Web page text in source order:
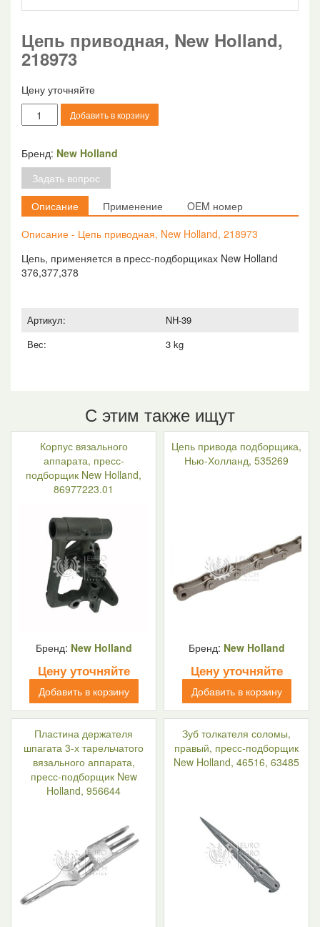
Цепь приводная, New Holland,
218973
Цену уточняйте
Количество
товара
приводная,
New
Holland,
218973
Добавить в корзину
Бренд: New Holland
Задать вопрос
Описание
Применение
OEM номер
Описание - Цепь приводная, New Holland, 218973
Цепь, применяется в пресс-подборщиках New Holland
376,377,378
Артикул:
NH-39
Вес:
3 kg
С этим также ищут
Корпус вязального
аппарата, пресс-
подборщик New Holland,
86977223.01
Бренд: New Holland
Цену уточняйте
Добавить в корзину
Цепь привода подборщика,
Нью-Холланд, 535269
Бренд: New Holland
Цену уточняйте
Добавить в корзину
Пластина держателя
шпагата 3-х тарельчатого
вязального аппарата,
пресс-подборщик New
Holland, 956644
Зуб толкателя соломы,
правый, пресс-подборщик
New Holland, 46516, 63485